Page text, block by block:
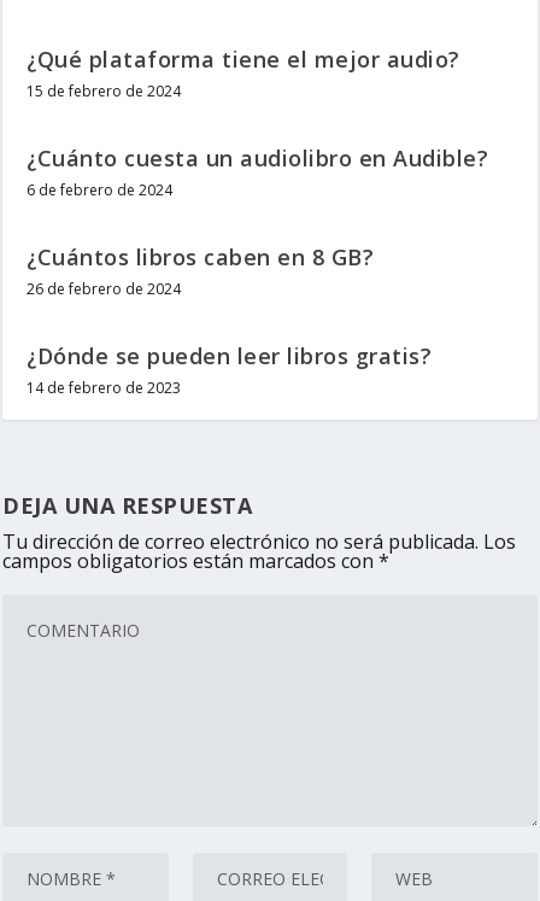
¿Qué plataforma tiene el mejor audio?
15 de febrero de 2024
¿Cuánto cuesta un audiolibro en Audible?
6 de febrero de 2024
¿Cuántos libros caben en 8 GB?
26 de febrero de 2024
¿Dónde se pueden leer libros gratis?
14 de febrero de 2023
DEJA UNA RESPUESTA
Tu dirección de correo electrónico no será publicada. Los
campos obligatorios están marcados con*